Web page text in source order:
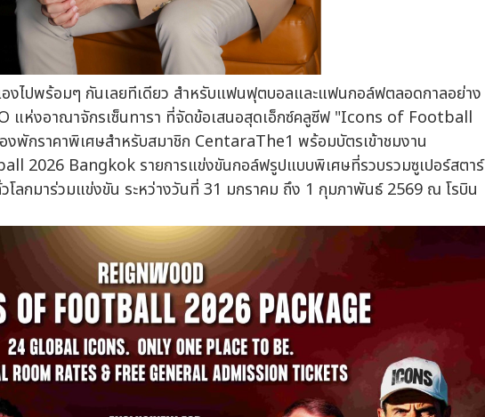
องไปพร้อมๆ กันเลยทีเดียว สำหรับแฟนฟุตบอลและแฟนกอล์ฟตลอดกาลอย่าง
แห่งอาณาจักรเซ็นทารา ที่จัดข้อเสนอสุดเอ็กซ์คลูซีฟ "Icons of Football
พักราคาพิเศษสำหรับสมาชิก CentaraThe1 พร้อมบัตรเข้าชมงาน
2026 Bangkok รายการแข่งขันกอล์ฟรูปแบบพิเศษที่รวบรวมซูเปอร์สตาร์
โลกมาร่วมแข่งขัน ระหว่างวันที่ 31 มกราคม ถึง 1 กุมภาพันธ์ 2569 ณ โรบิน